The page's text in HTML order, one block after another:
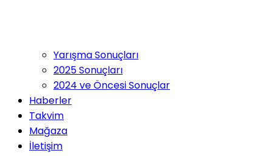
Yarışma Sonuçları
2025 Sonuçları
2024 ve Öncesi Sonuçlar
Haberler
Takvim
Mağaza
İletişim